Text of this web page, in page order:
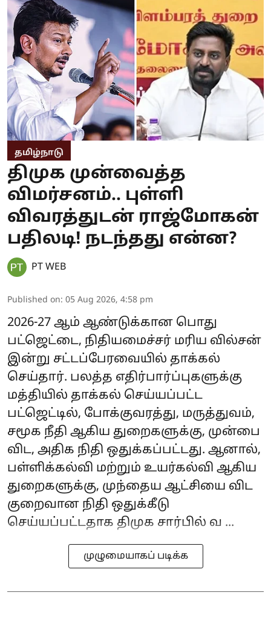
தமிழ்நாடு
திமுக முன்வைத்த
விமர்சனம்.. புள்ளி
விவரத்துடன் ராஜ்மோகன்
பதிலடி! நடந்தது என்ன?
PT WEB
Published on: 05 Aug 2026, 4:58 pm
2026-27 ஆம் ஆண்டுக்கான பொது
பட்ஜெட்டை, நிதியமைச்சர் மரிய வில்சன்
இன்று சட்டப்பேரவையில் தாக்கல்
செய்தார். பலத்த எதிர்பார்ப்புகளுக்கு
மத்தியில் தாக்கல் செய்யப்பட்ட
பட்ஜெட்டில், போக்குவரத்து, மருத்துவம்,
சமூக நீதி ஆகிய துறைகளுக்கு, முன்பை
விட, அதிக நிதி ஒதுக்கப்பட்டது. ஆனால்,
பள்ளிக்கல்வி மற்றும் உயர்கல்வி ஆகிய
துறைகளுக்கு, முந்தைய ஆட்சியை விட
குறைவான நிதி ஒதுக்கீடு
செய்யப்பட்டதாக திமுக சார்பில் வ ...
முழுமையாகப் படிக்க